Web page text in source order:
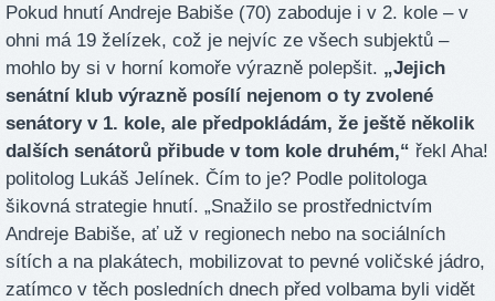
Pokud hnutí Andreje Babiše (70) zaboduje i v 2. kole – v
ohni má 19 želízek, což je nejvíc ze všech subjektů –
mohlo by si v horní komoře výrazně polepšit. „Jejich
senátní klub výrazně posílí nejenom o ty zvolené
senátory v 1. kole, ale předpokládám, že ještě několik
dalších senátorů přibude v tom kole druhém,“ řekl Aha!
politolog Lukáš Jelínek. Čím to je? Podle politologa
šikovná strategie hnutí. „Snažilo se prostřednictvím
Andreje Babiše, ať už v regionech nebo na sociálních
sítích a na plakátech, mobilizovat to pevné voličské jádro,
zatímco v těch posledních dnech před volbama byli vidět